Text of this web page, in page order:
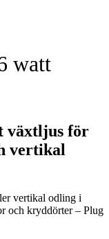
watt
växtljus för
vertikal
vertikal odling i
och kryddörter – Plug